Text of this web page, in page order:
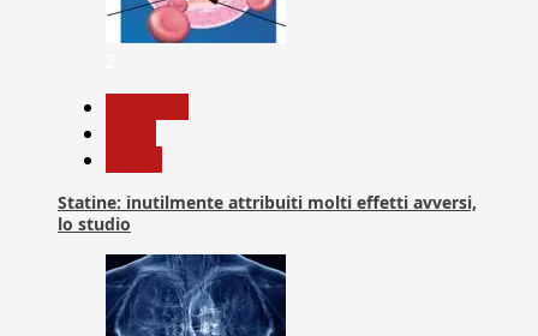
Statine: inutilmente attribuiti molti effetti avversi,
lo studio